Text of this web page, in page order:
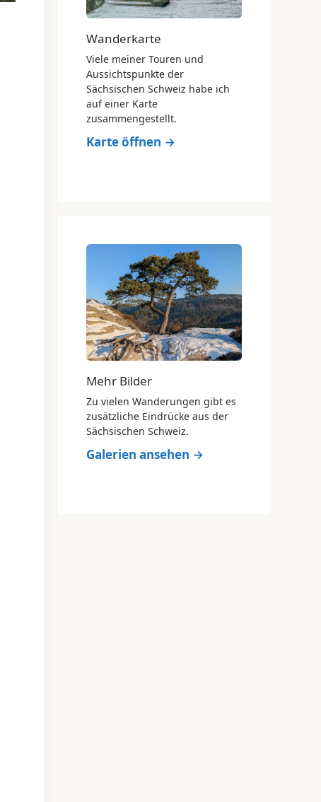
Wanderkarte
Viele meiner Touren und
Aussichtspunkte der
Sächsischen Schweiz habe ich
auf einer Karte
zusammengestellt.
Karte öffnen →
Mehr Bilder
Zu vielen Wanderungen gibt es
zusätzliche Eindrücke aus der
Sächsischen Schweiz.
Galerien ansehen →